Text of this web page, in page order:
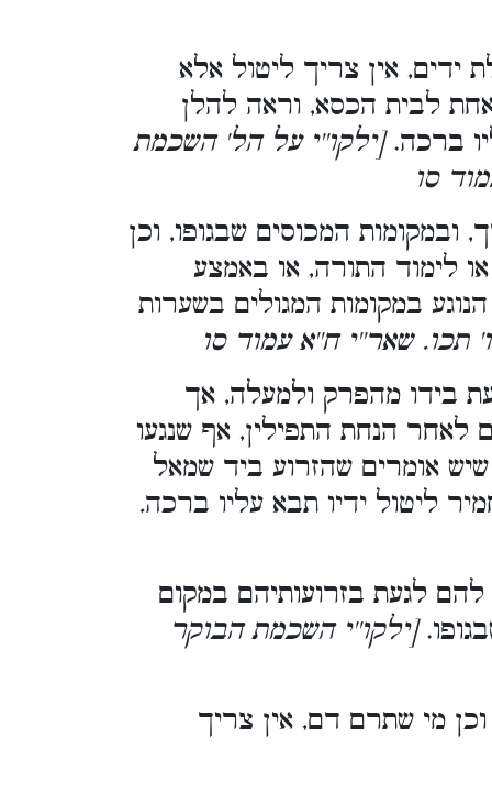
אין צריך ליטול אלא
לבית הכסא, וראה להלן
ברכה.[ילקו''י על הל' השכמת
סו
המכוסים שבגופו, וכן
לימוד התורה, או באמצע
במקומות המגולים בשערות
תכו. שאר''י ח''א עמוד סו
בידו מהפרק ולמעלה, אך
לאחר הנחת התפילין, אף שנגעו
אומרים שהזרוע ביד שמאל
ליטול ידיו תבא עליו ברכה.
לגעת בזרועותיהם במקום
[ילקו''י השכמת הבוקר
מי שתרם דם, אין צריך